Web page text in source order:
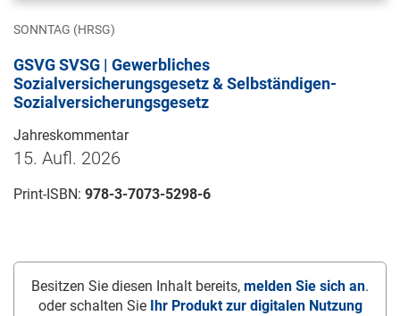
SONNTAG (HRSG)
GSVG SVSG | Gewerbliches
Sozialversicherungsgesetz & Selbständigen-
Sozialversicherungsgesetz
Jahreskommentar
15. Aufl. 2026
Print-ISBN: 978-3-7073-5298-6
Besitzen Sie diesen Inhalt bereits, melden Sie sich an.
oder schalten Sie
Ihr Produkt zur digitalen Nutzung